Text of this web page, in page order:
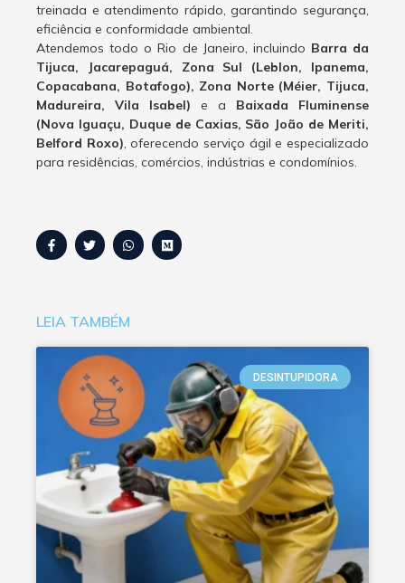
treinada e atendimento rápido, garantindo segurança,
eficiência e conformidade ambiental.
Atendemos todo o Rio de Janeiro, incluindo Barra da
Tijuca, Jacarepaguá, Zona Sul (Leblon, Ipanema,
Copacabana, Botafogo), Zona Norte (Méier, Tijuca,
Madureira, Vila Isabel) e a Baixada Fluminense
(Nova Iguaçu, Duque de Caxias, São João de Meriti,
Belford Roxo), oferecendo serviço ágil e especializado
para residências, comércios, indústrias e condomínios.
LEIA TAMBÉM
DESINTUPIDORA